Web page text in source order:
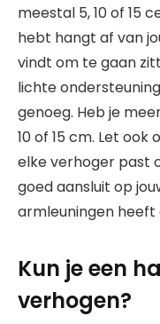
meestal 5, 10 of 15
hebt hangt af van
vindt om te gaan
lichte
genoeg. Heb je
10 of 15 cm. Let
elke verhoger past
goed aansluit op
armleuningen heeft
Kun je een
verhogen?